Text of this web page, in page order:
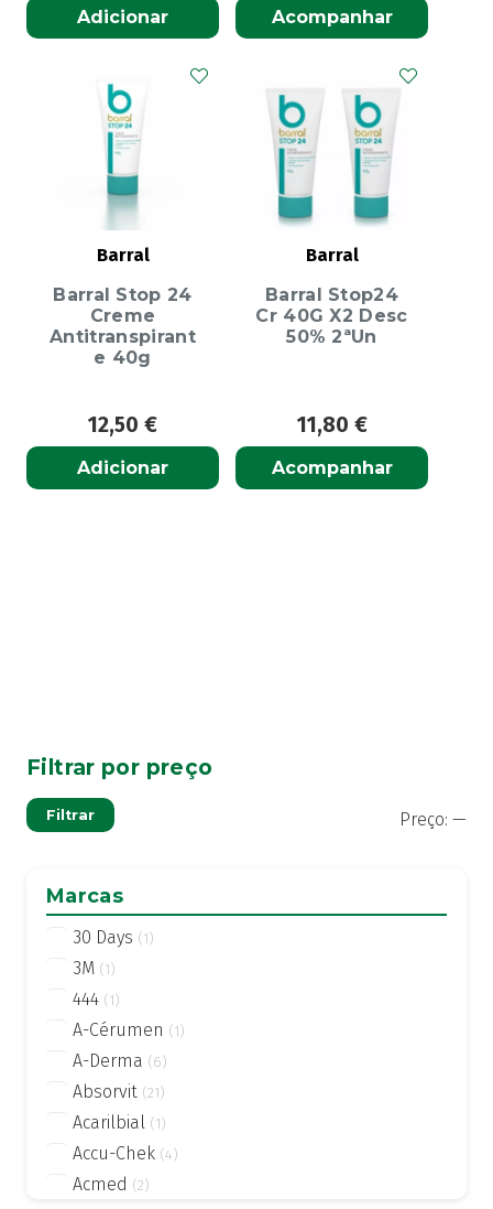
Adicionar Acompanhar
Barral
Barral Stop 24
Creme
Antitranspirant
e 40g
12,50 €
Adicionar
Barral
Barral Stop24
Cr 40G X2 Desc
50% 2ªUn
11,80 €
Acompanhar
Filtrar por preço
Filtrar Preço: —
Marcas
30 Days (1)
3M (1)
444 (1)
A-Cérumen (1)
A-Derma (6)
Absorvit (21)
Acarilbial (1)
Accu-Chek (4)
Acmed (2)